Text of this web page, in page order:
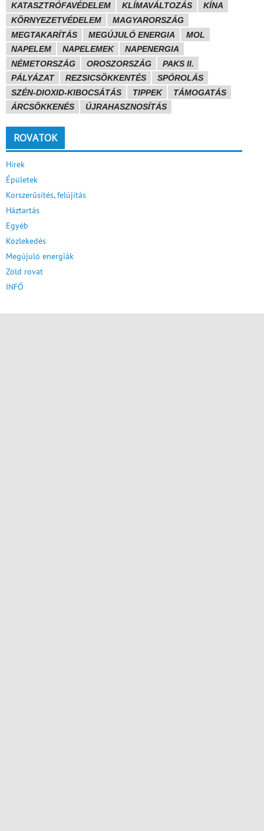
KATASZTRÓFAVÉDELEM
KLÍMAVÁLTOZÁS
KÍNA
KÖRNYEZETVÉDELEM
MAGYARORSZÁG
MEGTAKARÍTÁS
MEGÚJULÓ ENERGIA
MOL
NAPELEM
NAPELEMEK
NAPENERGIA
NÉMETORSZÁG
OROSZORSZÁG
PAKS II.
PÁLYÁZAT
REZSICSÖKKENTÉS
SPÓROLÁS
SZÉN-DIOXID-KIBOCSÁTÁS
TIPPEK
TÁMOGATÁS
ÁRCSÖKKENÉS
ÚJRAHASZNOSÍTÁS
ROVATOK
Hírek
Épületek
Korszerűsítés, felújítás
Háztartás
Egyéb
Közlekedés
Megújuló energiák
Zöld rovat
INFÓ